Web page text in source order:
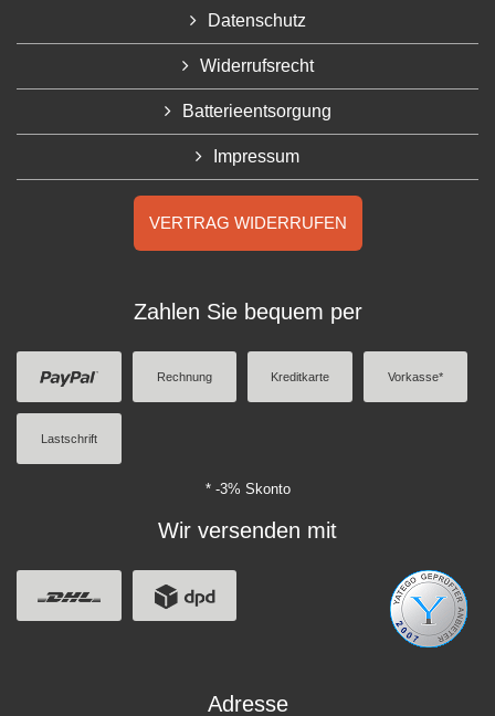
Datenschutz
Widerrufsrecht
Batterieentsorgung
Impressum
VERTRAG WIDERRUFEN
Zahlen Sie bequem per
Rechnung Kreditkarte Vorkasse*
Lastschrift
* -3% Skonto
Wir versenden mit
Adresse